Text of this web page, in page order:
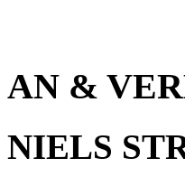
AN &
NIELS